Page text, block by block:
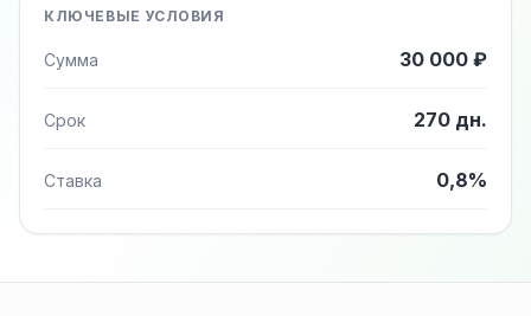
КЛЮЧЕВЫЕ УСЛОВИЯ
Сумма 30 000 ₽
Срок 270 дн.
Ставка 0,8%